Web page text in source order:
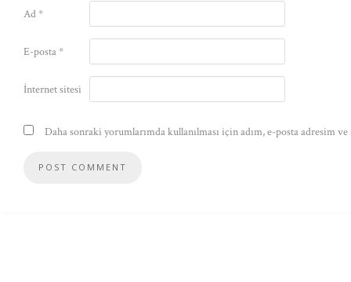
Ad*
E-posta*
İnternet sitesi
Daha sonraki yorumlarımda kullanılması için adım, e-posta adresim